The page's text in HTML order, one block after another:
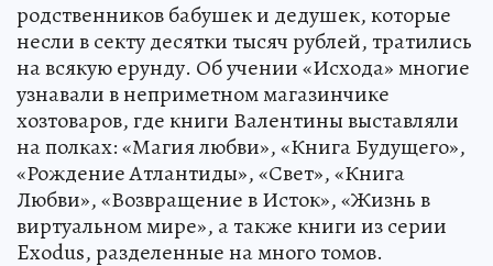
родственников бабушек и дедушек, которые
несли в секту десятки тысяч рублей, тратились
на всякую ерунду. Об учении «Исхода» многие
узнавали в неприметном магазинчике
хозтоваров, где книги Валентины выставляли
на полках: «Магия любви», «Книга Будущего»,
«Рождение Атлантиды», «Свет», «Книга
Любви», «Возвращение в Исток», «Жизнь в
виртуальном мире», а также книги из серии
Exodus, разделенные на много томов.